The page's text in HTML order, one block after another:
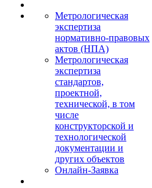
Метрологическая
экспертиза
нормативно-правовых
актов (НПА)
Метрологическая
экспертиза
стандартов,
проектной,
технической, в том
числе
конструкторской и
технологической
документации и
других объектов
Онлайн-Заявка